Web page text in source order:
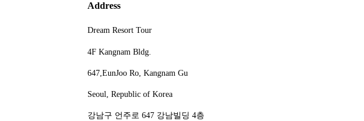
Address
Dream Resort Tour
4F Kangnam Bldg.
647,EunJoo Ro, Kangnam Gu
Seoul, Republic of Korea
강남구 언주로 647 강남빌딩 4층